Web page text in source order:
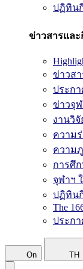
ปฏิทิน
ข่าวสารและ
ข่าวส
ประก
ข่าวจุ
งานวิ
ความ
ความ
การศึ
จุฬาฯ
ปฏิทิน
The
ประก
On TH